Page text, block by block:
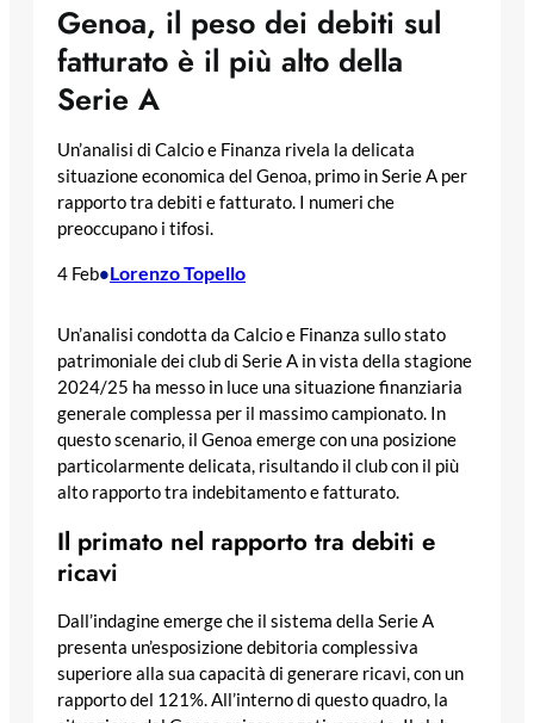
Genoa, il peso dei debiti sul
fatturato è il più alto della
Serie A
Un’analisi di Calcio e Finanza rivela la delicata
situazione economica del Genoa, primo in Serie A per
rapporto tra debiti e fatturato. I numeri che
preoccupano i tifosi.
4 Feb•Lorenzo Topello
Un’analisi condotta da Calcio e Finanza sullo stato
patrimoniale dei club di Serie A in vista della stagione
2024/25 ha messo in luce una situazione finanziaria
generale complessa per il massimo campionato. In
questo scenario, il Genoa emerge con una posizione
particolarmente delicata, risultando il club con il più
alto rapporto tra indebitamento e fatturato.
Il primato nel rapporto tra debiti e
ricavi
Dall’indagine emerge che il sistema della Serie A
presenta un’esposizione debitoria complessiva
superiore alla sua capacità di generare ricavi, con un
rapporto del 121%. All’interno di questo quadro, la